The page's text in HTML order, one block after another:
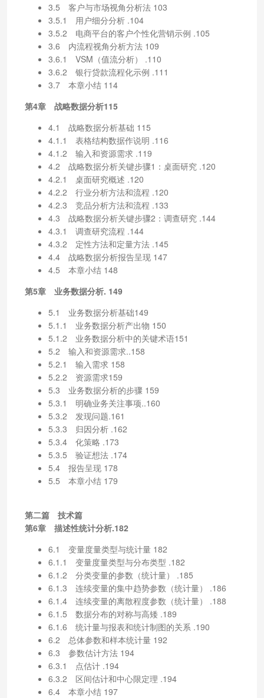
3.5 客户与市场视角分析法 103
3.5.1 用户细分分析 .104
3.5.2 电商平台的客户个性化营销示例 .105
3.6 内流程视角分析方法 109
3.6.1 VSM（值流分析） .110
3.6.2 银行贷款流程化示例 .111
3.7 本章小结 114
第4章 战略数据分析115
4.1 战略数据分析基础 115
4.1.1 表格结构数据作说明 .116
4.1.2 输入和资源需求 .119
4.2 战略数据分析关键步骤1：桌面研究 .120
4.2.1 桌面研究概述 .120
4.2.2 行业分析方法和流程 .120
4.2.3 竞品分析方法和流程 .133
4.3 战略数据分析关键步骤2：调查研究 .144
4.3.1 调查研究流程 .144
4.3.2 定性方法和定量方法 .145
4.4 战略数据分析报告呈现 147
4.5 本章小结 148
第5章 业务数据分析. 149
5.1 业务数据分析基础149
5.1.1 业务数据分析产出物 150
5.1.2 业务数据分析中的关键术语151
5.2 输入和资源需求..158
5.2.1 输入需求 158
5.2.2 资源需求159
5.3 业务数据分析的步骤 159
5.3.1 明确业务关注事项..160
5.3.2 发现问题.161
5.3.3 归因分析 .162
5.3.4 化策略 .173
5.3.5 验证想法 .174
5.4 报告呈现 178
5.5 本章小结 179
第二篇 技术篇
第6章 描述性统计分析.182
6.1 变量度量类型与统计量 182
6.1.1 变量度量类型与分布类型 .182
6.1.2 分类变量的参数（统计量） .185
6.1.3 连续变量的集中趋势参数（统计量） .186
6.1.4 连续变量的离散程度参数（统计量） .188
6.1.5 数据分布的对称与高矮 .189
6.1.6 统计量与报表和统计制图的关系 .190
6.2 总体参数和样本统计量 192
6.3 参数估计方法 194
6.3.1 点估计 .194
6.3.2 区间估计和中心限定理 .194
6.4 本章小结 197